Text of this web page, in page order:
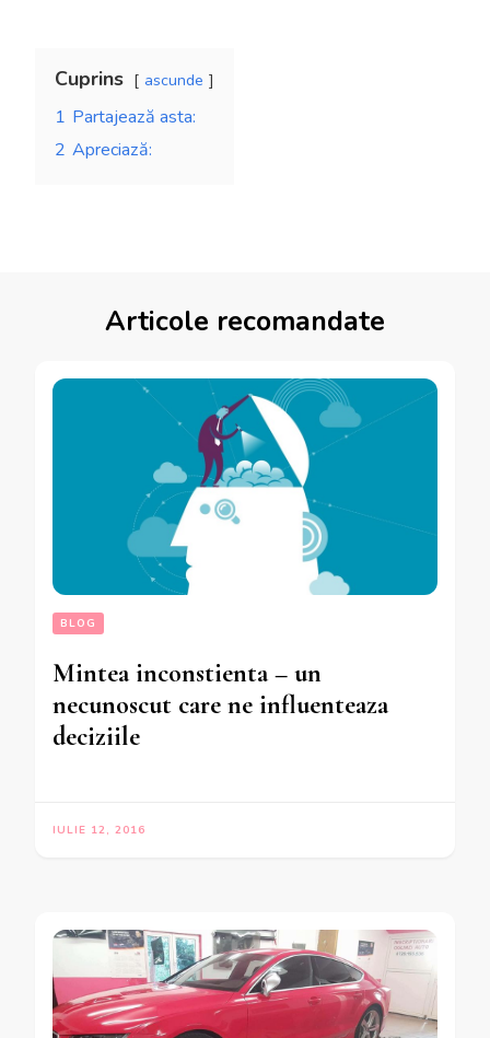
Cuprins ascunde
1 Partajează asta:
2 Apreciază:
Articole recomandate
BLOG
Mintea inconstienta – un
necunoscut care ne influenteaza
deciziile
IULIE 12, 2016